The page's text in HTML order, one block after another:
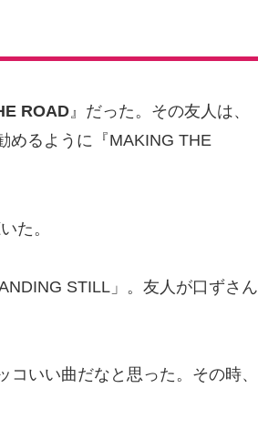
ROAD』だった。その友人は、
めるように『MAKING THE
た。
STILL」。友人が口ずさん
いい曲だなと思った。その時、